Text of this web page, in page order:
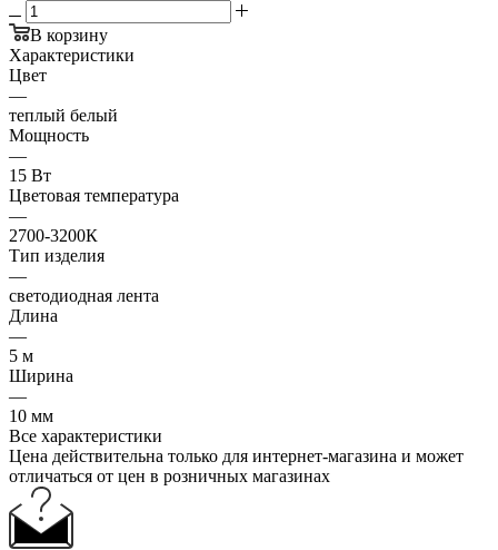
В корзину
Характеристики
Цвет
—
теплый белый
Мощность
—
15 Вт
Цветовая температура
—
2700-3200К
Тип изделия
—
светодиодная лента
Длина
—
5 м
Ширина
—
10 мм
Все характеристики
Цена действительна только для интернет-магазина и может
отличаться от цен в розничных магазинах